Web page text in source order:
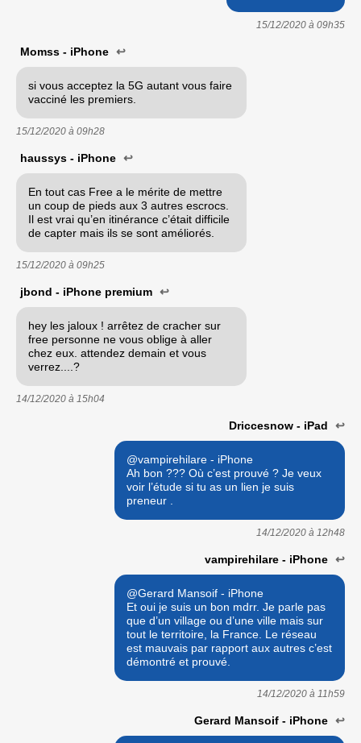
15/12/2020 à 09h35
Momss - iPhone ↩
si vous acceptez la 5G autant vous faire
vacciné les premiers.
15/12/2020 à 09h28
haussys - iPhone ↩
En tout cas Free a le mérite de mettre
un coup de pieds aux 3 autres escrocs.
Il est vrai qu’en itinérance c’était difficile
de capter mais ils se sont améliorés.
15/12/2020 à 09h25
jbond - iPhone premium ↩
hey les jaloux ! arrêtez de cracher sur
free personne ne vous oblige à aller
chez eux. attendez demain et vous
verrez....?
14/12/2020 à 15h04
Driccesnow - iPad ↩
@vampirehilare - iPhone
Ah bon ??? Où c’est prouvé ? Je veux
voir l’étude si tu as un lien je suis
preneur .
14/12/2020 à 12h48
vampirehilare - iPhone ↩
@Gerard Mansoif - iPhone
Et oui je suis un bon mdrr. Je parle pas
que d’un village ou d’une ville mais sur
tout le territoire, la France. Le réseau
est mauvais par rapport aux autres c’est
démontré et prouvé.
14/12/2020 à 11h59
Gerard Mansoif - iPhone ↩